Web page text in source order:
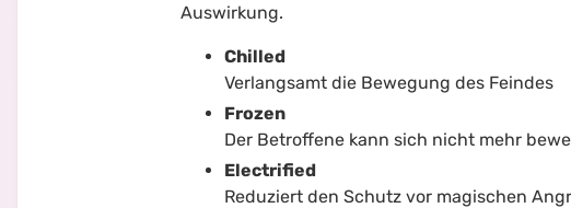
Auswirkung.
Chilled
Verlangsamt die Bewegung des Feindes
Frozen
Der Betroffene kann sich nicht mehr
Electrified
Reduziert den Schutz vor magischen